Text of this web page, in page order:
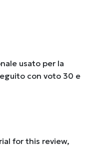
usato per la
con voto 30 e
for this review,